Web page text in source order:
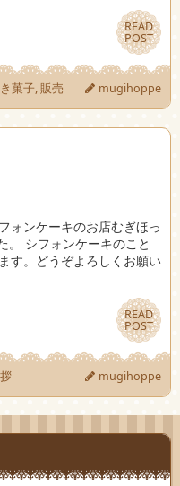
READ
POST
READ
POST
菓子,販売 mugihoppe
ォンケーキのお店むぎほっ
シフォンケーキのこと
す。どうぞよろしくお願い
READ
POST
READ
POST
mugihoppe